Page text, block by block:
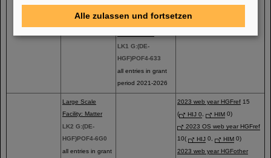
LK1 G:(DE-
HGF)POF4-633
all entries in grant
period 2021-2026
Large Scale
Facility: Matter
LK2 G:(DE-
HGF)POF4-6G0
all entries in grant
2023 web year HGFref 15
(
HIJ 0, HIM 0)
2023 OS web year HGFref
10(
HIJ 0, HIM 0)
2023 web year HGFother
Alle zulassen und fortsetzen